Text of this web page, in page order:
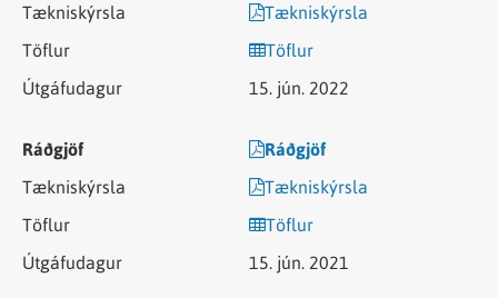
Tækniskýrsla
Töflur
15. jún. 2022
Ráðgjöf
Tækniskýrsla
Töflur
15. jún. 2021